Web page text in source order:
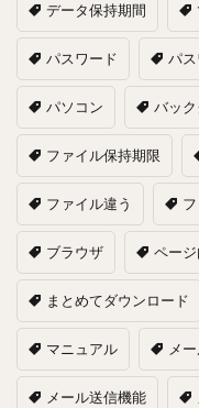
データ保持期間
パスワード パ
パソコン バッ
ファイル保持期限
ファイル違う
ブラウザ ペー
まとめてダウンロード
マニュアル メ
メール送信機能